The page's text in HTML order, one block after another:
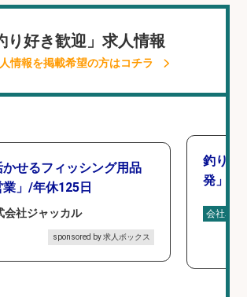
り好き歓迎」求人情報
情報を掲載希望の方はコチラ
せるフィッシング用品
」/年休125日
会社ジャッカル
sponsored by 求人ボックス
釣り好
発」/
会社名